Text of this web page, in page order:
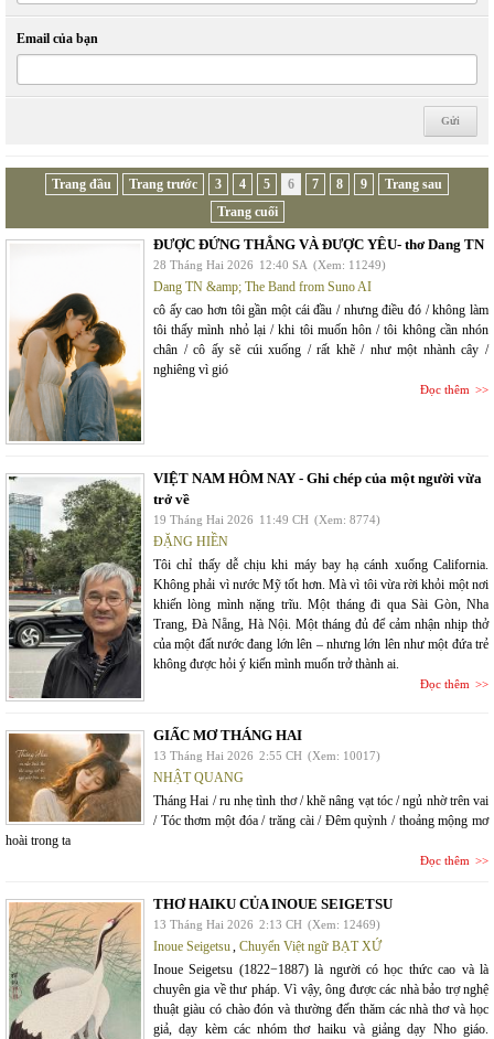
Email của bạn
Trang đầu Trang trước 3 4 5 6 7 8 9
Trang sau
Trang cuối
ĐƯỢC ĐỨNG THẲNG VÀ ĐƯỢC YÊU- thơ Dang TN
28 Tháng Hai 2026 12:40 SA (Xem: 11249)
Dang TN &amp; The Band from Suno AI
cô ấy cao hơn tôi gần một cái đầu / nhưng điều đó / không làm
tôi thấy mình nhỏ lại / khi tôi muốn hôn / tôi không cần nhón
chân / cô ấy sẽ cúi xuống / rất khẽ / như một nhành cây /
nghiêng vì gió
Đọc thêm
VIỆT NAM HÔM NAY - Ghi chép của một người vừa
trở về
19 Tháng Hai 2026 11:49 CH (Xem: 8774)
ĐẶNG HIỀN
Tôi chỉ thấy dễ chịu khi máy bay hạ cánh xuống California.
Không phải vì nước Mỹ tốt hơn. Mà vì tôi vừa rời khỏi một nơi
khiến lòng mình nặng trĩu. Một tháng đi qua Sài Gòn, Nha
Trang, Đà Nẵng, Hà Nội. Một tháng đủ để cảm nhận nhịp thở
của một đất nước đang lớn lên – nhưng lớn lên như một đứa trẻ
không được hỏi ý kiến mình muốn trở thành ai.
Đọc thêm
GIẤC MƠ THÁNG HAI
13 Tháng Hai 2026 2:55 CH (Xem: 10017)
NHẬT QUANG
Tháng Hai / ru nhẹ tình thơ / khẽ nâng vạt tóc / ngủ nhờ trên vai
/ Tóc thơm một đóa / trăng cài / Đêm quỳnh / thoảng mộng mơ
hoài trong ta
Đọc thêm
THƠ HAIKU CỦA INOUE SEIGETSU
13 Tháng Hai 2026 2:13 CH (Xem: 12469)
Inoue Seigetsu, Chuyển Việt ngữ BẠT XỨ
Inoue Seigetsu (1822−1887) là người có học thức cao và là
chuyên gia về thư pháp. Vì vậy, ông được các nhà bảo trợ nghệ
thuật giàu có chào đón và thường đến thăm các nhà thơ và học
giả, dạy kèm các nhóm thơ haiku và giảng dạy Nho giáo.